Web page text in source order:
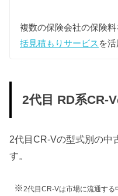
なおグレードにより
RD7型CR-Vについ
両をもとに維持費を
RD7
1500kg以下
1500kg
車検費用
複数の保険会社の保険
括見積もりサービス を活
2代目 RD系CR-
2代目CR-Vの型式別の中
す。
※2代目CR-Vは市場に流通する